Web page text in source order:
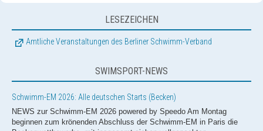
LESEZEICHEN
Amtliche Veranstaltungen des Berliner Schwimm-Verband
SWIMSPORT-NEWS
Schwimm-EM 2026: Alle deutschen Starts (Becken)
NEWS zur Schwimm-EM 2026 powered by Speedo Am Montag
beginnen zum krönenden Abschluss der Schwimm-EM in Paris die
Beckenwettbewerbe, mit insgesamt sieben vollgepackten